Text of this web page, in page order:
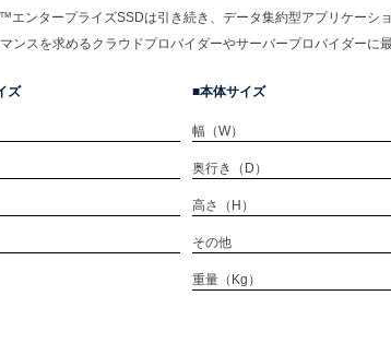
エンタープライズSSDは引き続き、データ集約型アプリケーシ
ンスを求めるクラウドプロバイダーやサーバープロバイダーに
ズ 本体サイズ
幅（W）
奥行き（D）
高さ（H）
その他
重量（Kg）